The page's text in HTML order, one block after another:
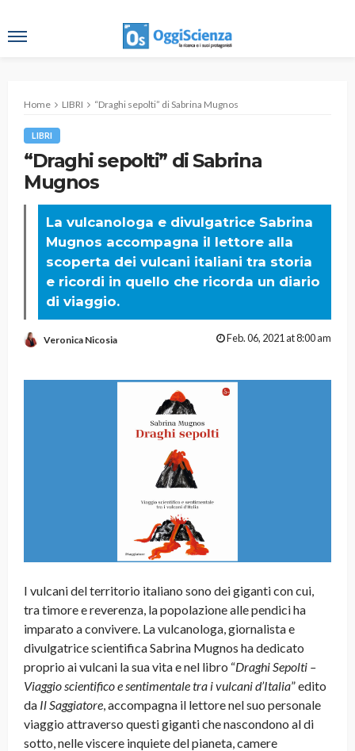
Home LIBRI “Draghi sepolti” di Sabrina Mugnos
LIBRI
“Draghi sepolti” di Sabrina
Mugnos
La vulcanologa e divulgatrice Sabrina
Mugnos accompagna il lettore alla
scoperta dei vulcani italiani tra storia
e ricordi in quello che ricorda un diario
di viaggio.
Veronica Nicosia Feb. 06, 2021 at 8:00 am
I vulcani del territorio italiano sono dei giganti con cui,
tra timore e reverenza, la popolazione alle pendici ha
imparato a convivere. La vulcanologa, giornalista e
divulgatrice scientifica Sabrina Mugnos ha dedicato
proprio ai vulcani la sua vita e nel libro “Draghi Sepolti –
Viaggio scientifico e sentimentale tra i vulcani d’Italia” edito
da Il Saggiatore, accompagna il lettore nel suo personale
viaggio attraverso questi giganti che nascondono al di
sotto, nelle viscere inquiete del pianeta, camere